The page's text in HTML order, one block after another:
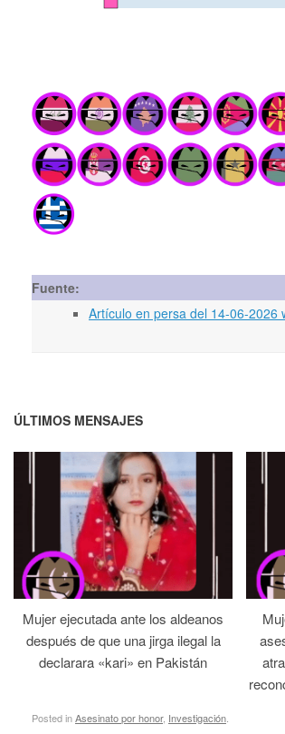
Fuente:
Artículo en persa del 14-06-2026
ÚLTIMOS MENSAJES
Mujer ejecutada ante los aldeanos
después de que una jirga ilegal la
declarara «kari» en Pakistán
Posted inAsesinato por honor, Investigación